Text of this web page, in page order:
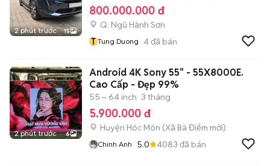
2 phút trước 15
800.000.000 đ
Q. Ngũ Hành Sơn
T Tung Duong 4đã bán
2 phút trước 6
Android 4K Sony 55" - 55X8000E.
Cao Cấp - Đẹp 99%
55 – 64 inch 3 tháng
5.900.000 đ
Huyện Hóc Môn (Xã Bà Điểm mới)
Chinh Anh 5.0 4083 đã bán